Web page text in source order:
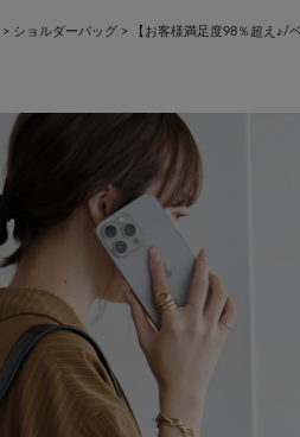
> ショルダーバッグ > 【お客様満足度98％超え♪/